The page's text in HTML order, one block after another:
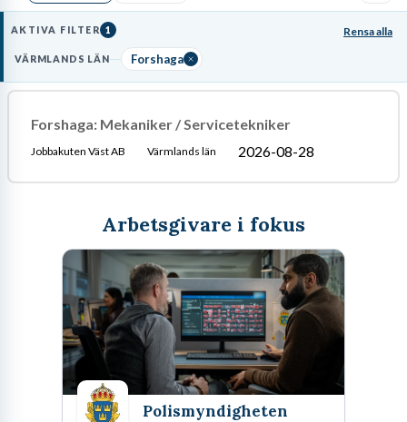
AKTIVA FILTER 1 Rensa alla
VÄRMLANDS LÄN Forshaga
Forshaga: Mekaniker / Servicetekniker
Jobbakuten Väst AB Värmlands län 2026-08-28
Arbetsgivare i fokus
Polismyndigheten